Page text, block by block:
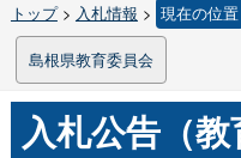
トップ> 入札情報 > 現在の位置
島根県教育委員会
入札公告（教